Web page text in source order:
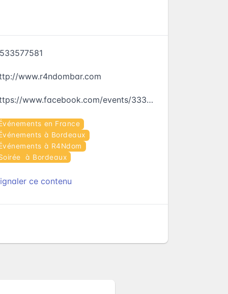
www.r4ndombar.com
https://www.facebook.com/events/333220263723961
en France
à Bordeaux
à R4Ndom
à Bordeaux
ce contenu